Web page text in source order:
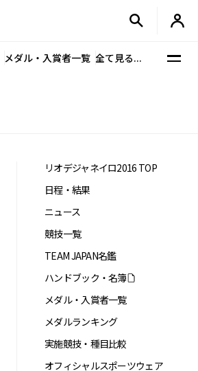
メダル・入賞者一覧 全て見る...
リオデジャネイロ2016 TOP
日程・結果
ニュース
競技一覧
TEAM JAPAN名鑑
ハンドブック・名簿
メダル・入賞者一覧
メダルランキング
実施競技・種目比較
オフィシャルスポーツウェア